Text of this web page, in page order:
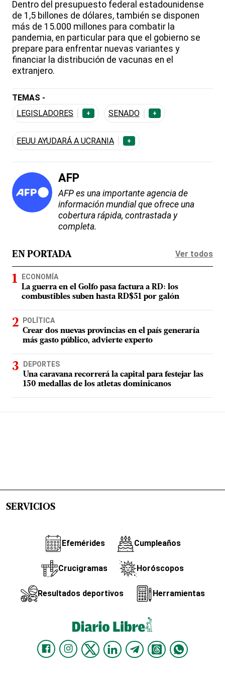
Dentro del presupuesto federal estadounidense
de 1,5 billones de dólares, también se disponen
más de 15.000 millones para combatir la
pandemia, en particular para que el gobierno se
prepare para enfrentar nuevas variantes y
financiar la distribución de vacunas en el
extranjero.
TEMAS -
LEGISLADORES
+ SENADO +
EEUU AYUDARÁ A UCRANIA +
AFP
AFP es una importante agencia de
información mundial que ofrece una
cobertura rápida, contrastada y
completa.
EN PORTADA Ver todos
ECONOMÍA
La guerra en el Golfo pasa factura a RD: los
combustibles suben hasta RD$51 por galón
POLÍTICA
Crear dos nuevas provincias en el país generaría
más gasto público, advierte experto
DEPORTES
Una caravana recorrerá la capital para festejar las
150 medallas de los atletas dominicanos
SERVICIOS
Efemérides Cumpleaños
Crucigramas Horóscopos
Resultados deportivos Herramientas